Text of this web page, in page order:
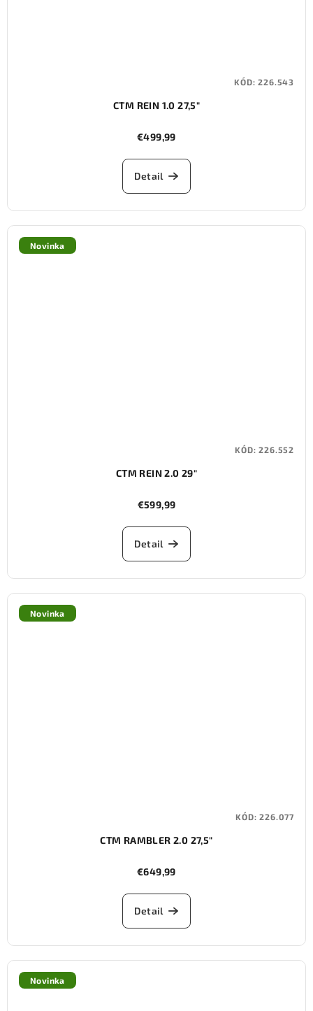
CTM REIN 1.0 27,5"
€499,99
Detail
KÓD:226.543
Novinka
CTM REIN 2.0 29"
€599,99
Detail
KÓD:226.552
Novinka
CTM RAMBLER 2.0 27,5"
€649,99
Detail
KÓD:226.077
Novinka